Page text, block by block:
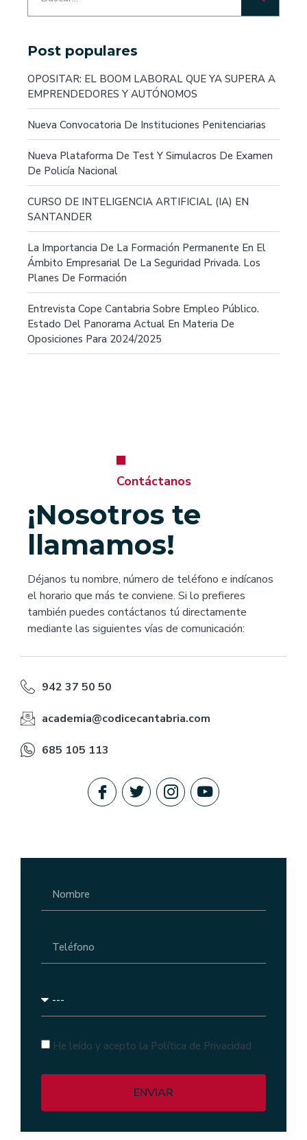
Post populares
OPOSITAR: EL BOOM LABORAL QUE YA SUPERA A
EMPRENDEDORES Y AUTÓNOMOS
Nueva Convocatoria De Instituciones Penitenciarias
Nueva Plataforma De Test Y Simulacros De Examen
De Policía Nacional
CURSO DE INTELIGENCIA ARTIFICIAL (IA) EN
SANTANDER
La Importancia De La Formación Permanente En El
Ámbito Empresarial De La Seguridad Privada. Los
Planes De Formación
Entrevista Cope Cantabria Sobre Empleo Público.
Estado Del Panorama Actual En Materia De
Oposiciones Para 2024/2025
Contáctanos
¡Nosotros te
llamamos!
Déjanos tu nombre, número de teléfono e indícanos
el horario que más te conviene. Si lo prefieres
también puedes contáctanos tú directamente
mediante las siguientes vías de comunicación:
942 37 50 50
academia@codicecantabria.com
685 105 113
He leído y acepto la Política de Privacidad
ENVIAR